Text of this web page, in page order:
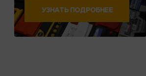
УЗНАТЬ ПОДРОБНЕЕ